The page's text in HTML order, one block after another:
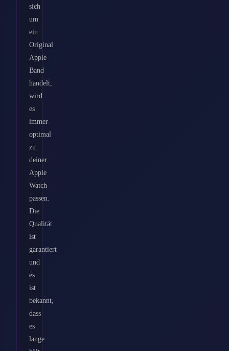
sich
um
ein
Original
Apple
Band
handelt,
wird
es
immer
optimal
zu
deiner
Apple
Watch
passen.
Die
Qualität
ist
garantiert
und
es
ist
bekannt,
dass
es
lange